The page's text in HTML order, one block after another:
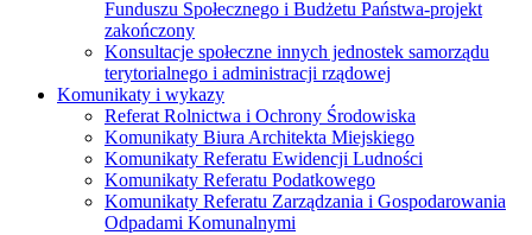
Funduszu Społecznego i Budżetu Państwa-projekt
zakończony
Konsultacje społeczne innych jednostek samorządu
terytorialnego i administracji rządowej
Komunikaty i wykazy
Referat Rolnictwa i Ochrony Środowiska
Komunikaty Biura Architekta Miejskiego
Komunikaty Referatu Ewidencji Ludności
Komunikaty Referatu Podatkowego
Komunikaty Referatu Zarządzania i Gospodarowania
Odpadami Komunalnymi